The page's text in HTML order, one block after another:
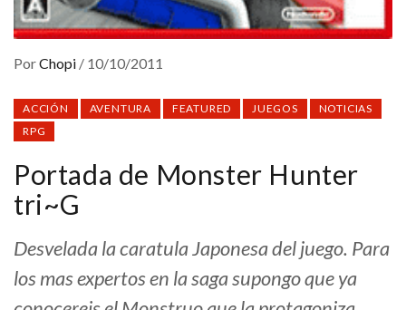
PorChopi / 10/10/2011
ACCIÓN AVENTURA FEATURED JUEGOS
NOTICIAS
RPG
Portada de Monster Hunter
tri~G
Desvelada la caratula Japonesa del juego. Para
los mas expertos en la saga supongo que ya